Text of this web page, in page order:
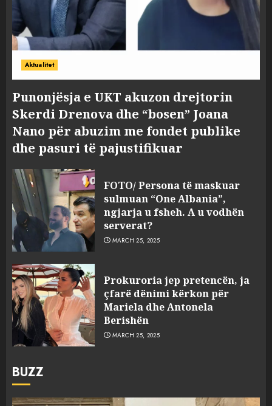
Aktualitet
Punonjësja e UKT akuzon drejtorin
Skerdi Drenova dhe “bosen” Joana
Nano për abuzim me fondet publike
dhe pasuri të pajustifikuar
FOTO/ Persona të maskuar
sulmuan “One Albania”,
ngjarja u fsheh. A u vodhën
serverat?
MARCH 25, 2025
Prokuroria jep pretencën, ja
çfarë dënimi kërkon për
Mariela dhe Antonela
Berishën
MARCH 25, 2025
BUZZ